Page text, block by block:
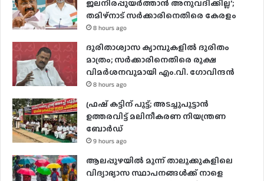
ജലനിരപ്പുയർത്താൻ അനുവദിക്കില്ല’;
തമിഴ്‌നാട് സർക്കാരിനെതിരെ കേരളം
8 hours ago
ദുരിതാശ്വാസ ക്യാമ്പുകളിൽ ദുരിതം
മാത്രം; സർക്കാരിനെതിരെ രൂക്ഷ
വിമർശനവുമായി എം.വി. ഗോവിന്ദൻ
8 hours ago
ഫ്രഷ് കട്ടിന് പൂട്ട്; അടച്ചുപൂട്ടാന്‍
ഉത്തരവിട്ട് മലിനീകരണ നിയന്ത്രണ
ബോര്‍ഡ്
9 hours ago
ആലപ്പുഴയിൽ മൂന്ന് താലൂക്കുകളിലെ
വിദ്യാഭ്യാസ സ്ഥാപനങ്ങൾക്ക് നാളെ